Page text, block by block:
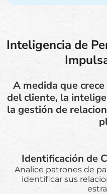
Inteligencia de
A medida que
del cliente, la
la gestión de
Identificación de
Analice patrones de
identificar sus